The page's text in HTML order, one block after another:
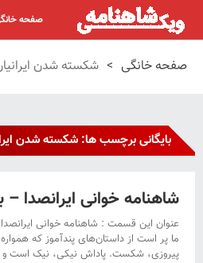
صفحه
صفحه خانگی > شکسته شدن
بایگانی برچسب ها: شکسته شدن
شاهنامه خوانی ایرانصدا
عنوان این قسمت : شاهنامه خوانی
ما پر است از داستان‌های پندآموز که
پیروزی، شکست. پاداش نیکی، نیک است و